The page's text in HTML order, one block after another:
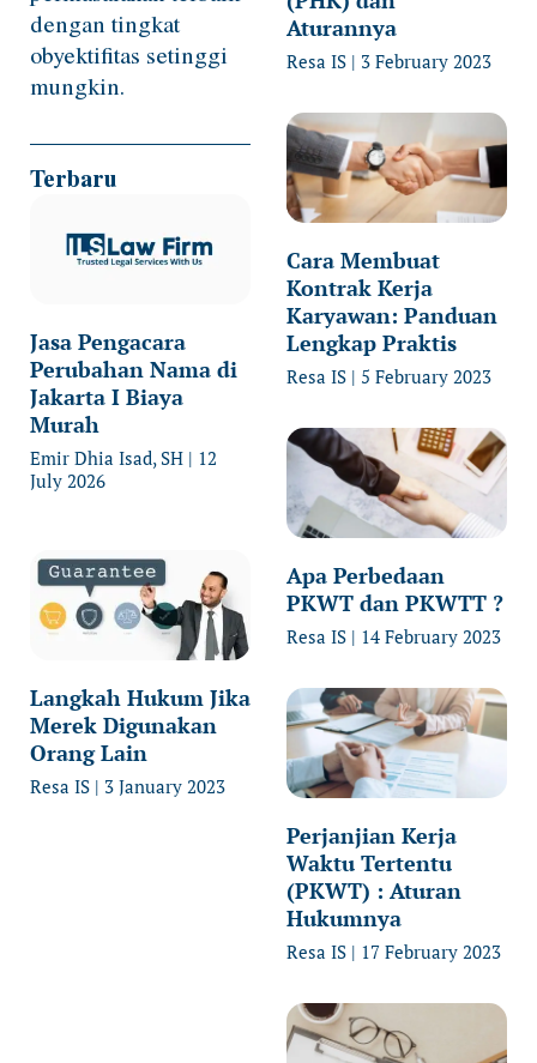
dengan tingkat
obyektifitas setinggi
mungkin.
Terbaru
Jasa Pengacara
Perubahan Nama di
Jakarta I Biaya
Murah
Emir Dhia Isad, SH
12
July 2026
Langkah Hukum Jika
Merek Digunakan
Orang Lain
Resa IS 3 January 2023
Aturannya
Resa IS 3 February 2023
Cara Membuat
Kontrak Kerja
Karyawan: Panduan
Lengkap Praktis
Resa IS 5 February 2023
Apa Perbedaan
PKWT dan PKWTT ?
Resa IS 14 February 2023
Perjanjian Kerja
Waktu Tertentu
(PKWT) : Aturan
Hukumnya
Resa IS 17 February 2023